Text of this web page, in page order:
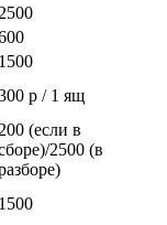
2500
1500
р / 1 ящ
200 (если в
2500 (в
1500